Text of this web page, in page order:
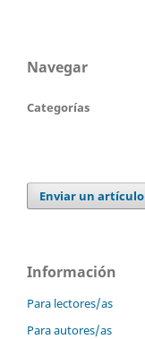
Navegar
Categorías
Enviar un artículo
Información
Para lectores/as
Para autores/as